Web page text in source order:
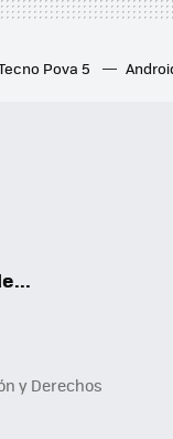
Pova 5
y Derechos